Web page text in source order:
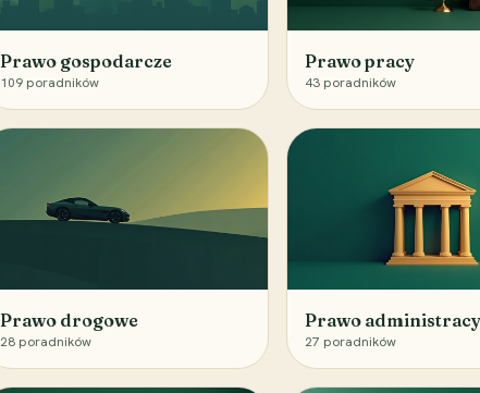
Prawo gospodarcze
109 poradników
Prawo pracy
43 poradników
Prawo drogowe
28 poradników
Prawo
27 poradników